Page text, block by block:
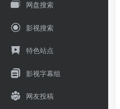
网盘搜索
影视搜索
特色站点
影视字幕组
网友投稿